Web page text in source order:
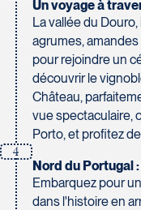
Un voyage à
La vallée du
agrumes,
pour rejoindre un
découvrir le
Château,
vue spectaculaire,
Porto, et profitez
4
Nord du Portugal
Embarquez pour
dans l'histoire en
8940 Boulevard
Brossard
J4Y 0G4
Tél : 450-465-
Voyages Granby
157 rue Principale
Granby
J2G 2V5
Voyages
2 rue Pleau
Pont-Rouge
G3H 2G2
418-873-4515
Voyages Laurier
2700 Boulevard